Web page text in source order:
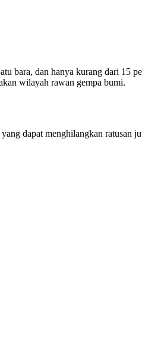
bara, dan hanya kurang dari 15
wilayah rawan gempa bumi.
dapat menghilangkan ratusan